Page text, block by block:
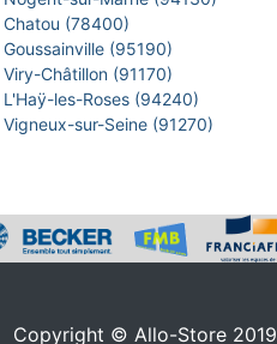
Chatou (78400)
Goussainville (95190)
Viry-Châtillon (91170)
L'Haÿ-les-Roses (94240)
Vigneux-sur-Seine (91270)
Copyright © Allo-Store 2019